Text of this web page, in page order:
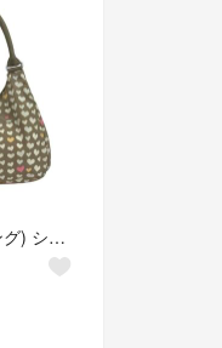
Kipling(キプリング) ショルダーバッグ - グレーベージュ×白×マルチ ハート